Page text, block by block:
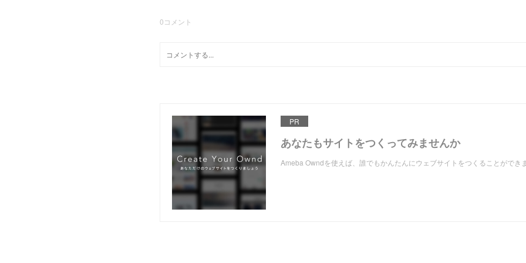
0コメント
PR
あなたもサイトをつくってみませんか
Ameba Owndを使えば、誰でもかんたんにウェブサイトをつくることができ